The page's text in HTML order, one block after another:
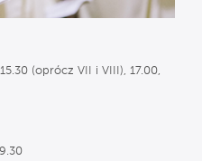
(oprócz VII i VIII), 17.00,